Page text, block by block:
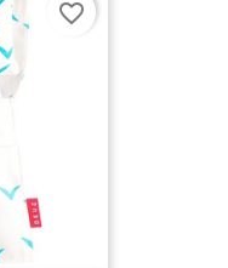
favorite_border